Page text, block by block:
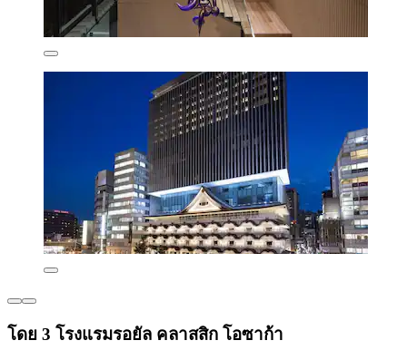
โดย 3 โรงแรมรอยัล คลาสสิก โอซาก้า